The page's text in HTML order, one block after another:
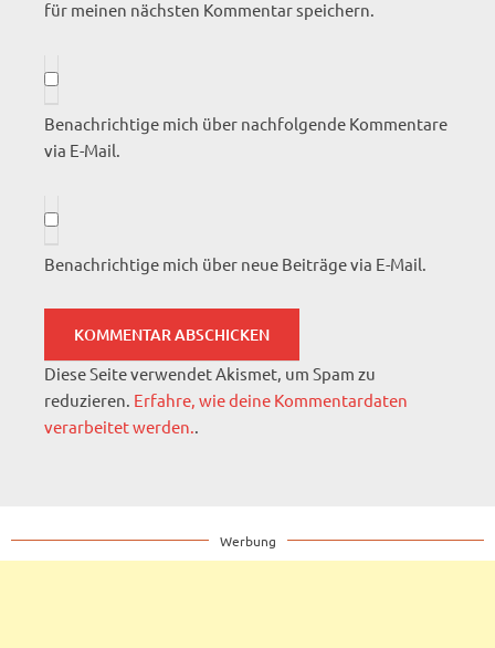
für meinen nächsten Kommentar speichern.
Benachrichtige mich über nachfolgende Kommentare
via E-Mail.
Benachrichtige mich über neue Beiträge via E-Mail.
Diese Seite verwendet Akismet, um Spam zu
reduzieren. Erfahre, wie deine Kommentardaten
verarbeitet werden..
Werbung